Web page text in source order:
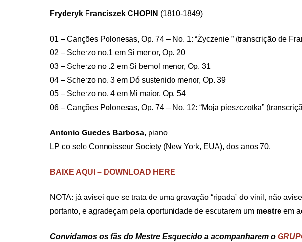
Fryderyk Franciszek CHOPIN (1810-1849)
01 – Canções Polonesas, Op. 74 – No. 1: “Życzenie ” (transcrição de
02 – Scherzo no.1 em Si menor, Op. 20
03 – Scherzo no .2 em Si bemol menor, Op. 31
04 – Scherzo no. 3 em Dó sustenido menor, Op. 39
05 – Scherzo no. 4 em Mi maior, Op. 54
06 – Canções Polonesas, Op. 74 – No. 12: “Moja pieszczotka”
Antonio Guedes Barbosa, piano
LP do selo Connoisseur Society (New York, EUA), dos anos 70.
BAIXE AQUI – DOWNLOAD HERE
NOTA: já avisei que se trata de uma gravação “ripada” do vinil, não
portanto, e agradeçam pela oportunidade de escutarem um mestre em
Convidamos os fãs do Mestre Esquecido a acompanharem o